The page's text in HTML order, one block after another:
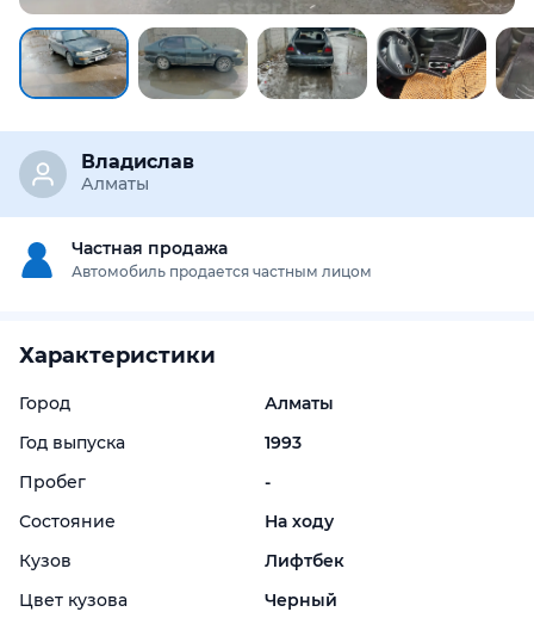
Владислав
Алматы
Частная продажа
Автомобиль продается частным лицом
Характеристики
Город
Алматы
Год выпуска
1993
Пробег
-
Состояние
На ходу
Кузов
Лифтбек
Цвет кузова
Черный